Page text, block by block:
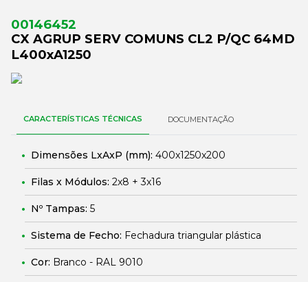
00146452
CX AGRUP SERV COMUNS CL2 P/QC 64MD
L400xA1250
CARACTERÍSTICAS TÉCNICAS DOCUMENTAÇÃO
Dimensões LxAxP (mm): 400x1250x200
Filas x Módulos: 2x8 + 3x16
Nº Tampas: 5
Sistema de Fecho: Fechadura triangular plástica
Cor: Branco - RAL 9010